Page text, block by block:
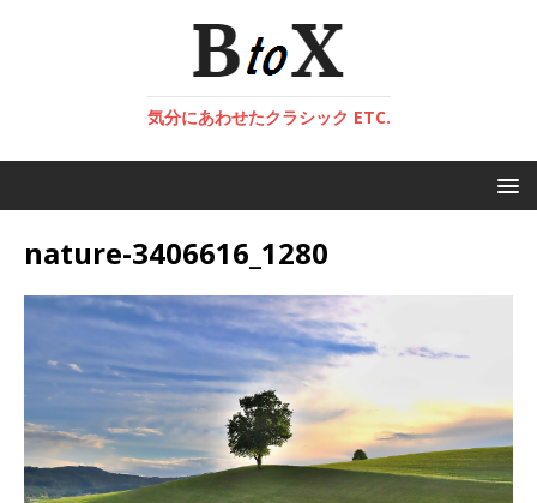
気分にあわせたクラシック ETC.
nature-3406616_1280